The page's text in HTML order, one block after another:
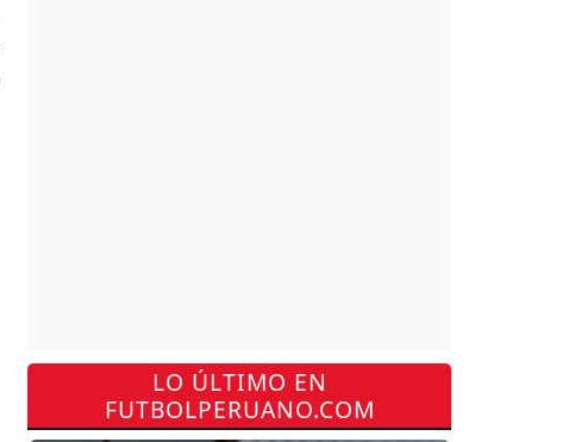
LO ÚLTIMO EN
FUTBOLPERUANO.COM